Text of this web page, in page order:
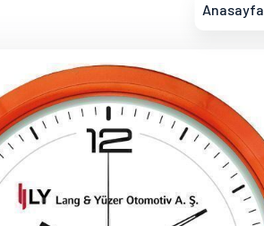
Anasayfa